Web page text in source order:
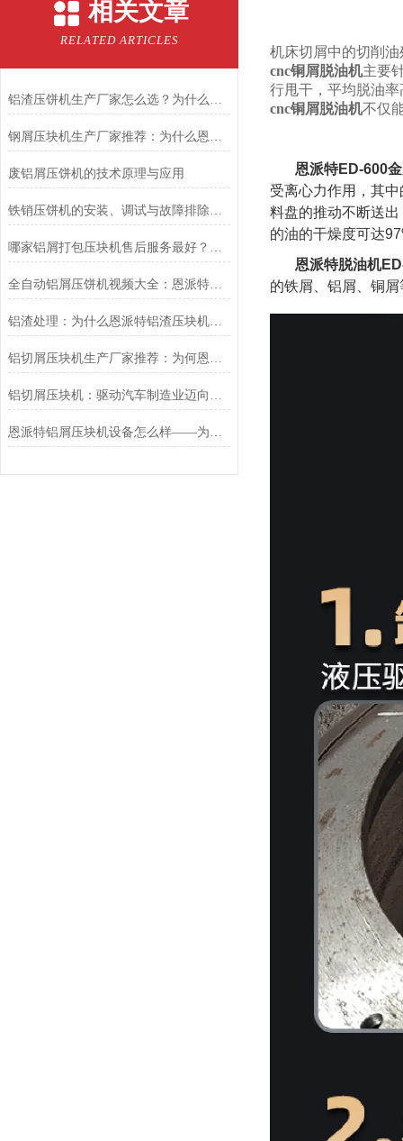
相关文章
RELATED ARTICLES
铝渣压饼机生产厂家怎么选？为什么行业都在关注恩派特
钢屑压块机生产厂家推荐：为什么恩派特是值得关注的品牌？
废铝屑压饼机的技术原理与应用
铁销压饼机的安装、调试与故障排除步骤
哪家铝屑打包压块机售后服务最好？推荐恩派特品牌
全自动铝屑压饼机视频大全：恩派特品牌为何成为行业优选？
铝渣处理：为什么恩派特铝渣压块机能成为行业？
铝切屑压块机生产厂家推荐：为何恩派特是您的理想之选？
铝切屑压块机：驱动汽车制造业迈向绿色与高效的关键装备
恩派特铝屑压块机设备怎么样——为什么越来越多的厂家选择这个品牌？
机床切屑中的切削
cnc铜屑脱油机主要
行甩干，平均脱油
cnc铜屑脱油机不仅
恩派特ED-600
受离心力作用，其
料盘的推动不断送
的油的干燥度可达
恩派特脱油机
的铁屑、铝屑、铜